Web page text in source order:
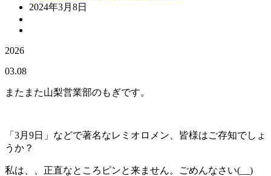
2024年3月8日
2026
03.08
またまた山梨営業部のもぎです。
「3月9日」などで著名なレミオロメン、皆様はご存知でしょ
うか？
私は、、正直なところピンと来ません。ごめんなさい(__)